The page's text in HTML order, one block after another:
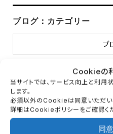
Cookieの
当サイトでは、サービス向上と利
します。
必須以外のCookieは同意いただい
詳細はCookieポリシーをご確認くだ
同
ブログ：カテゴリー
ブ
ブログ：アーカイブ
月